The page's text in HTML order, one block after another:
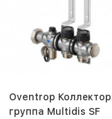
Oventrop
группа Multidis SF